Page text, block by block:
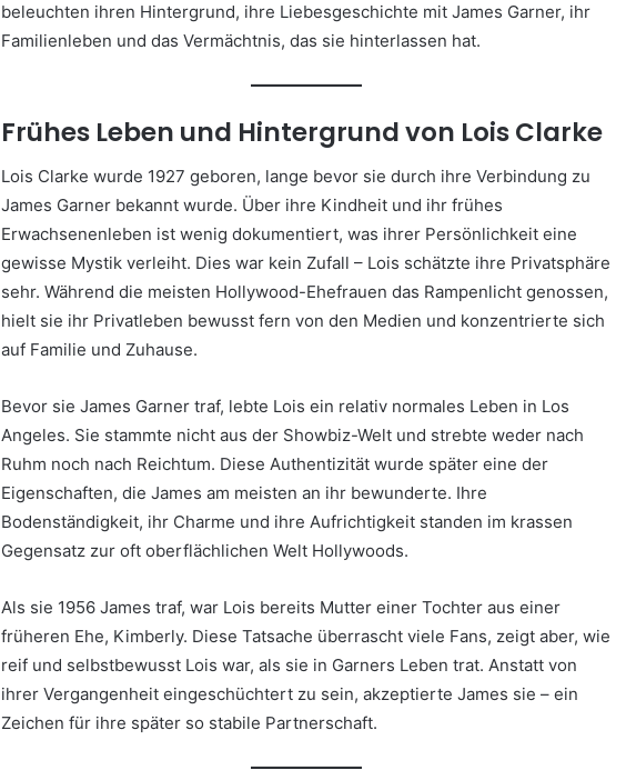
beleuchten ihren Hintergrund, ihre Liebesgeschichte mit James Garner, ihr
Familienleben und das Vermächtnis, das sie hinterlassen hat.
Frühes Leben und Hintergrund von Lois Clarke
Lois Clarke wurde 1927 geboren, lange bevor sie durch ihre Verbindung zu
James Garner bekannt wurde. Über ihre Kindheit und ihr frühes
Erwachsenenleben ist wenig dokumentiert, was ihrer Persönlichkeit eine
gewisse Mystik verleiht. Dies war kein Zufall – Lois schätzte ihre Privatsphäre
sehr. Während die meisten Hollywood-Ehefrauen das Rampenlicht genossen,
hielt sie ihr Privatleben bewusst fern von den Medien und konzentrierte sich
auf Familie und Zuhause.
Bevor sie James Garner traf, lebte Lois ein relativ normales Leben in Los
Angeles. Sie stammte nicht aus der Showbiz-Welt und strebte weder nach
Ruhm noch nach Reichtum. Diese Authentizität wurde später eine der
Eigenschaften, die James am meisten an ihr bewunderte. Ihre
Bodenständigkeit, ihr Charme und ihre Aufrichtigkeit standen im krassen
Gegensatz zur oft oberflächlichen Welt Hollywoods.
Als sie 1956 James traf, war Lois bereits Mutter einer Tochter aus einer
früheren Ehe, Kimberly. Diese Tatsache überrascht viele Fans, zeigt aber, wie
reif und selbstbewusst Lois war, als sie in Garners Leben trat. Anstatt von
ihrer Vergangenheit eingeschüchtert zu sein, akzeptierte James sie – ein
Zeichen für ihre später so stabile Partnerschaft.